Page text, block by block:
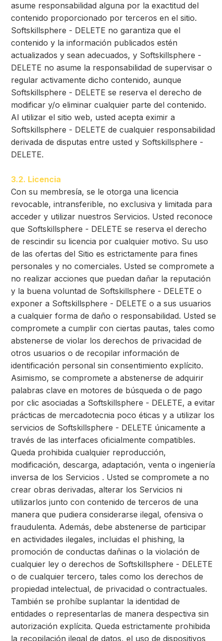
asume responsabilidad alguna por la exactitud del
contenido proporcionado por terceros en el sitio.
Softskillsphere - DELETE no garantiza que el
contenido y la información publicados estén
actualizados y sean adecuados, y Softskillsphere -
DELETE no asume la responsabilidad de supervisar o
regular activamente dicho contenido, aunque
Softskillsphere - DELETE se reserva el derecho de
modificar y/o eliminar cualquier parte del contenido.
Al utilizar el sitio web, usted acepta eximir a
Softskillsphere - DELETE de cualquier responsabilidad
derivada de disputas entre usted y Softskillsphere -
DELETE.
3.2. Licencia
Con su membresía, se le otorga una licencia
revocable, intransferible, no exclusiva y limitada para
acceder y utilizar nuestros Servicios. Usted reconoce
que Softskillsphere - DELETE se reserva el derecho
de rescindir su licencia por cualquier motivo. Su uso
de las ofertas del Sitio es estrictamente para fines
personales y no comerciales. Usted se compromete a
no realizar acciones que puedan dañar la reputación
y la buena voluntad de Softskillsphere - DELETE o
exponer a Softskillsphere - DELETE o a sus usuarios
a cualquier forma de daño o responsabilidad. Usted se
compromete a cumplir con ciertas pautas, tales como
abstenerse de violar los derechos de privacidad de
otros usuarios o de recopilar información de
identificación personal sin consentimiento explícito.
Asimismo, se compromete a abstenerse de adquirir
palabras clave en motores de búsqueda o de pago
por clic asociadas a Softskillsphere - DELETE, a evitar
prácticas de mercadotecnia poco éticas y a utilizar los
servicios de Softskillsphere - DELETE únicamente a
través de las interfaces oficialmente compatibles.
Queda prohibida cualquier reproducción,
modificación, descarga, adaptación, venta o ingeniería
inversa de los Servicios . Usted se compromete a no
crear obras derivadas, alterar los Servicios ni
utilizarlos junto con contenido de terceros de una
manera que pudiera considerarse ilegal, ofensiva o
fraudulenta. Además, debe abstenerse de participar
en actividades ilegales, incluidas el phishing, la
promoción de conductas dañinas o la violación de
cualquier ley o derechos de Softskillsphere - DELETE
o de cualquier tercero, tales como los derechos de
propiedad intelectual, de privacidad o contractuales.
También se prohíbe suplantar la identidad de
entidades o representarlas de manera despectiva sin
autorización explícita. Queda estrictamente prohibida
la recopilación ilegal de datos, el uso de dispositivos